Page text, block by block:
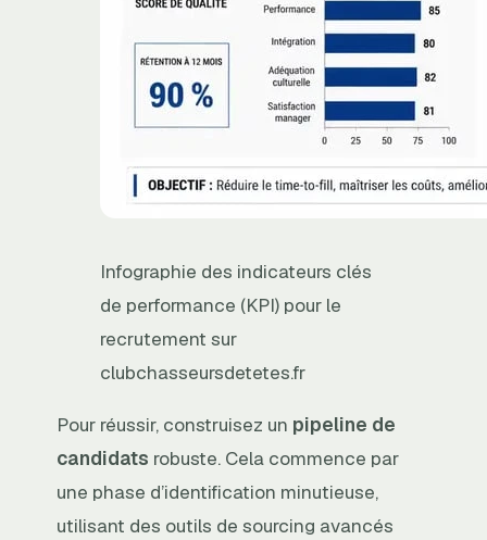
Infographie des indicateurs clés
de performance (KPI) pour le
recrutement sur
clubchasseursdetetes.fr
Pour réussir, construisez un pipeline de
candidats robuste. Cela commence par
une phase d’identification minutieuse,
utilisant des outils de sourcing avancés